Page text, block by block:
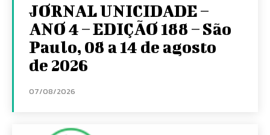
JORNAL UNICIDADE –
ANO 4 – EDIÇÃO 188 – São
Paulo, 08 a 14 de agosto
de 2026
07/08/2026